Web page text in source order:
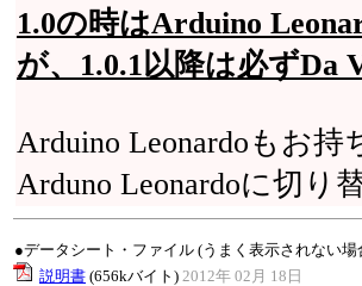
1.0の時はArduino
が、1.0.1以降は必ずDa
Arduino Leonardoもお
Arduno Leonardoに切り
●データシート・ファイル (うまく表示されない
説明書 (656kバイト) 2012年 02月 18日